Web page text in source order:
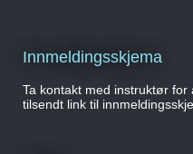
Innmeldingsskjema
Ta kontakt med instruktør for
tilsendt link til